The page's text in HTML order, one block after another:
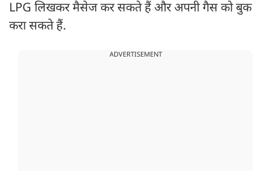
LPG लिखकर मैसेज कर सकते हैं और अपनी गैस को बुक
करा सकते हैं.
ADVERTISEMENT